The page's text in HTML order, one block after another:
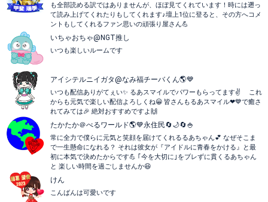
も全部読める訳ではありませんが、ほぼ見てくれています！時には遡っ
て読み上げてくれたりもしてくれます♪壇上1位に登ると、その方へコメ
ントもしてくれるファン思いの頑張り屋さん💪
いちゃおちゃ@NGT推し
いつも楽しいルームです
アイシテルニイガタ@なみ福チーバくん🌎️💙
いつも配信ありがてぇい✨ るあスマイルでパワーもらってます✌ これ
からも元気で楽しい配信よろしくね😀 皆さんもるあスマイル❤💙で癒さ
れてみては🎉 絶対おすすめですよ🙌
たかたか＠べるワールド🌎💙永住民🔄🌙🔄🍚
常に全力で僕らに元気と笑顔を届けてくれるるあちゃん💕 なぜそこま
で一生懸命になれる？ それは彼女が『アイドルに青春をかける』と最
初に本気で決めたからです💪 ｢今を大切に｣をブレずに貫くるあちゃん
と 楽しい時間を過ごしませんか😆
けん
こんばんは可愛いです